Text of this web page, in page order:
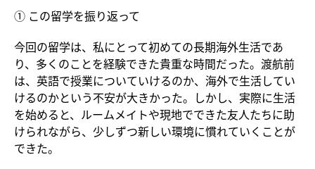
① この留学を振り返って
今回の留学は、私にとって初めての長期海外生活であ
り、多くのことを経験できた貴重な時間だった。渡航前
は、英語で授業についていけるのか、海外で生活してい
けるのかという不安が大きかった。しかし、実際に生活
を始めると、ルームメイトや現地でできた友人たちに助
けられながら、少しずつ新しい環境に慣れていくことが
できた。